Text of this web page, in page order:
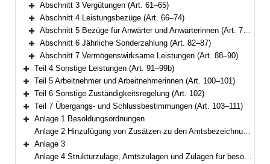
Bereich erweitern
Abschnitt 3 Vergütungen (Art. 61–65)
Bereich erweitern
Abschnitt 4 Leistungsbezüge (Art. 66–74)
Bereich erweitern
Abschnitt 5 Bezüge für Anwärter und Anwärterinnen (Art. 75–81)
Bereich erweitern
Abschnitt 6 Jährliche Sonderzahlung (Art. 82–87)
Bereich erweitern
Abschnitt 7 Vermögenswirksame Leistungen (Art. 88–90)
Bereich erweitern
Teil 4 Sonstige Leistungen (Art. 91–99b)
Bereich erweitern
Teil 5 Arbeitnehmer und Arbeitnehmerinnen (Art. 100–101)
Bereich erweitern
Teil 6 Sonstige Zuständigkeitsregelung (Art. 102)
Bereich erweitern
Teil 7 Übergangs- und Schlussbestimmungen (Art. 103–111)
Bereich erweitern
Anlage 1 Besoldungsordnungen
Anlage 2 Hinzufügung von Zusätzen zu den Amtsbezeichnungen
Bereich erweitern
Anlage 3
Anlage 4 Strukturzulage, Amtszulagen und Zulagen für besondere Berufsgruppen